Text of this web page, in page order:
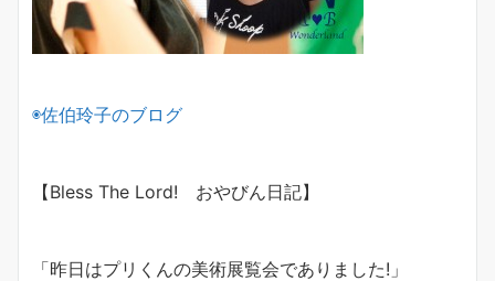
◉佐伯玲子のブログ
【Bless The Lord! おやびん日記】
「昨日はプリくんの美術展覧会でありました!」